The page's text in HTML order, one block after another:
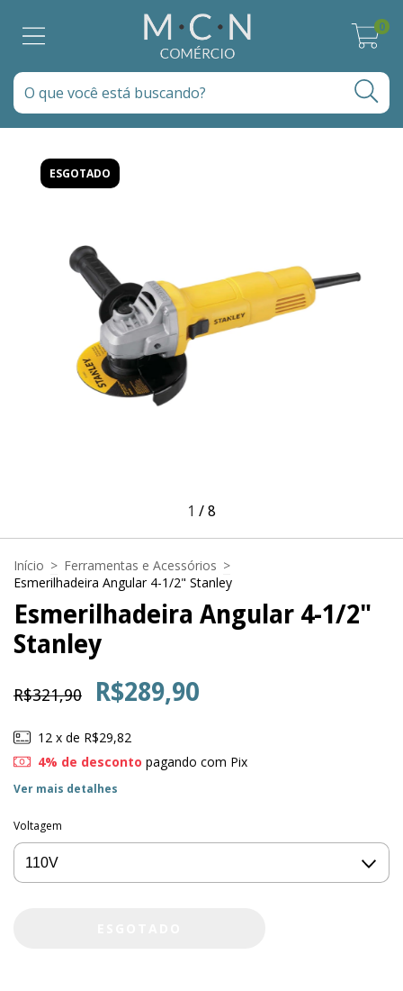
0
ESGOTADO
1 / 8
Início > Ferramentas e Acessórios >
Esmerilhadeira Angular 4-1/2" Stanley
Esmerilhadeira Angular 4-1/2"
Stanley
R$321,90 R$289,90
12 x de R$29,82
4% de desconto pagando com Pix
Ver mais detalhes
Voltagem